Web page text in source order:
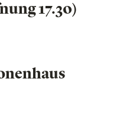
17.30)